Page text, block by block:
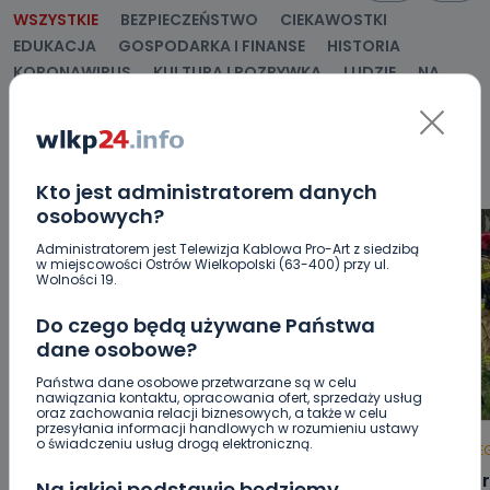
Kto jest administratorem danych
osobowych?
Administratorem jest Telewizja Kablowa Pro-Art z siedzibą
w miejscowości Ostrów Wielkopolski (63-400) przy ul.
Wolności 19.
Do czego będą używane Państwa
dane osobowe?
Państwa dane osobowe przetwarzane są w celu
nawiązania kontaktu, opracowania ofert, sprzedaży usług
oraz zachowania relacji biznesowych, a także w celu
przesyłania informacji handlowych w rozumieniu ustawy
o świadczeniu usług drogą elektroniczną.
WSZYSTKIE BEZPIECZEŃSTWO
CIEKAWOSTKI
EDUKACJA
GOSPODARKA I FINANSE
HISTORIA
KORONAWIRUS
KULTURA I ROZRYWKA LUDZIE
NA
ŚRODOWISKO
WASZE INFO
WSZYSTKICH ŚWIĘTYCH
WYWIADY
ZDROWIE
HOT REGION WIADOMOŚCI
Raulin, Witkowska, Marciniak,